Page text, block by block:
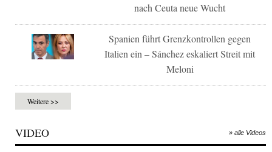
nach Ceuta neue Wucht
Spanien führt Grenzkontrollen gegen
Italien ein – Sánchez eskaliert Streit mit
Meloni
Weitere >>
VIDEO » alle Videos